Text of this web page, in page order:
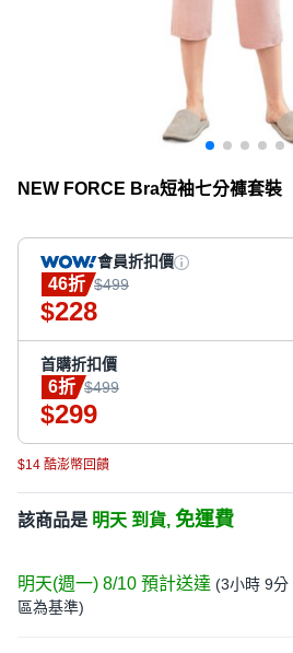
NEW FORCE Bra短袖七分褲套裝
會員折扣價
46折 $499
$228
首購折扣價
6折 $499
$299
$14 酷澎幣回饋
該商品是 明天 到貨, 免運費
明天(週一) 8/10 預計送達 (3小時 9分
區為基準)